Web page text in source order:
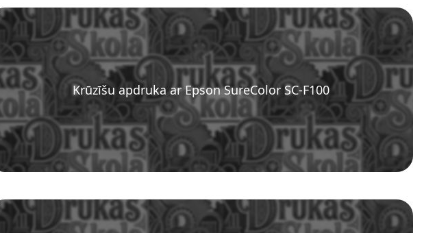
Krūzīšu apdruka ar Epson SureColor SC-F100